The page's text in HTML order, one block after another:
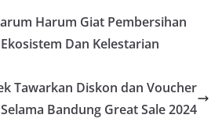
Harum Giat Pembersihan
Dan Kelestarian
Tawarkan Diskon dan Voucher
Bandung Great Sale 2024